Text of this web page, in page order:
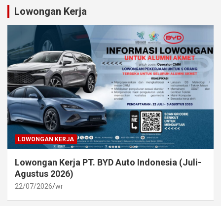
Lowongan Kerja
LOWONGAN KERJA
Lowongan Kerja PT. BYD Auto Indonesia (Juli-
Agustus 2026)
22/07/2026 wr